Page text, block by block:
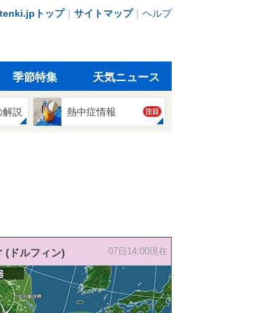
tenki.jpトップ｜ サイトマップ｜ ヘルプ
季節特集 天気ニュース
説 熱中症情報 注目
(ドルフィン) 07日14:00現在